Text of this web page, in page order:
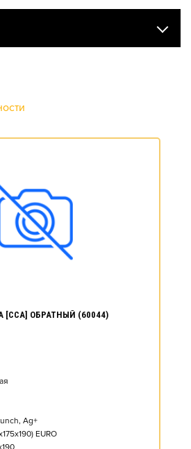
А [CCA] ОБРАТНЫЙ (60044)
Ag+
EURO